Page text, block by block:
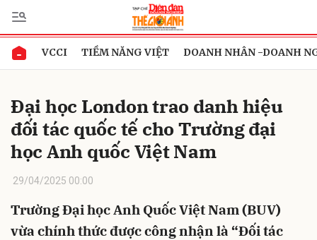
VCCI TIỀM NĂNG VIỆT DOANH NHÂN -DOANH
Đại học London trao danh hiệu
đối tác quốc tế cho Trường đại
học Anh quốc Việt Nam
29/04/2025 00:00
Trường Đại học Anh Quốc Việt Nam (BUV)
vừa chính thức được công nhận là “Đối tác
Gửi bình luận
Hủy Gửi